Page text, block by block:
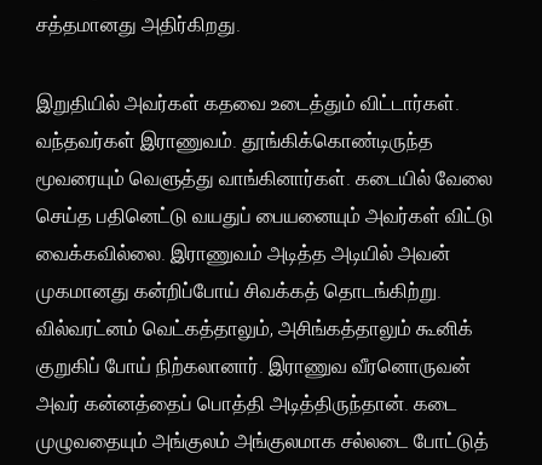
சத்தமானது அதிர்கிறது.
இறுதியில் அவர்கள் கதவை உடைத்தும் விட்டார்கள்.
வந்தவர்கள் இராணுவம். தூங்கிக்கொண்டிருந்த
மூவரையும் வெளுத்து வாங்கினார்கள். கடையில் வேலை
செய்த பதினெட்டு வயதுப் பையனையும் அவர்கள் விட்டு
வைக்கவில்லை. இராணுவம் அடித்த அடியில் அவன்
முகமானது கன்றிப்போய் சிவக்கத் தொடங்கிற்று.
வில்வரட்னம் வெட்கத்தாலும், அசிங்கத்தாலும் கூனிக்
குறுகிப் போய் நிற்கலானார். இராணுவ வீரனொருவன்
அவர் கன்னத்தைப் பொத்தி அடித்திருந்தான். கடை
முழுவதையும் அங்குலம் அங்குலமாக சல்லடை போட்டுத்